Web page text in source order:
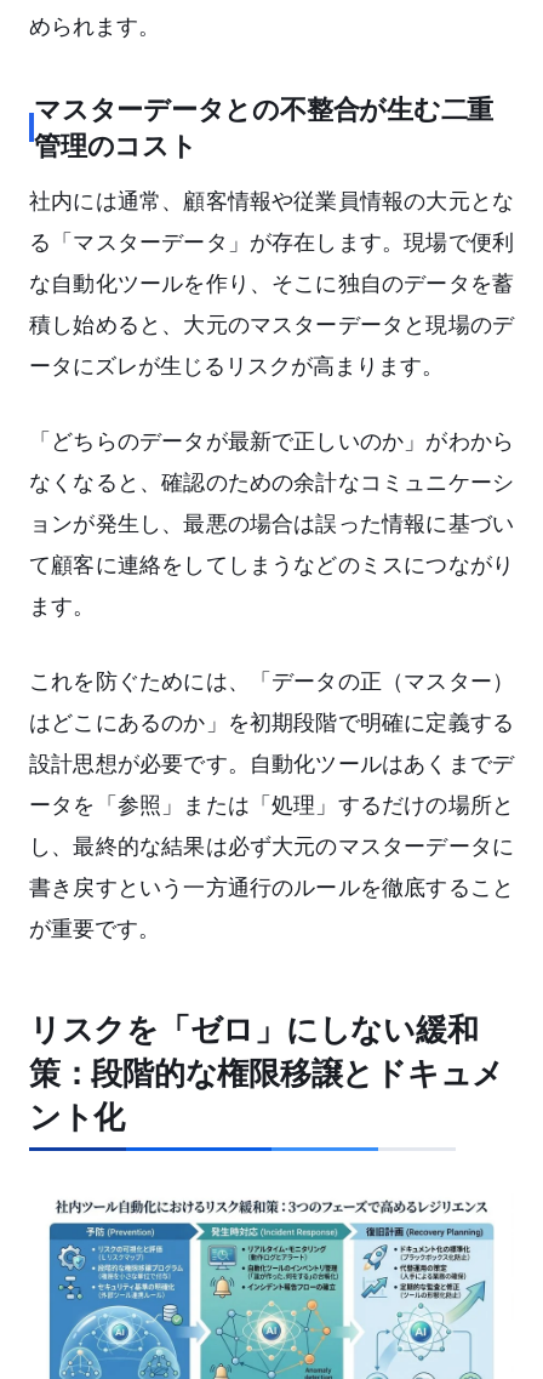
められます。
マスターデータとの不整合が生む二重
管理のコスト
社内には通常、顧客情報や従業員情報の大元とな
る「マスターデータ」が存在します。現場で便利
な自動化ツールを作り、そこに独自のデータを蓄
積し始めると、大元のマスターデータと現場のデ
ータにズレが生じるリスクが高まります。
「どちらのデータが最新で正しいのか」がわから
なくなると、確認のための余計なコミュニケーシ
ョンが発生し、最悪の場合は誤った情報に基づい
て顧客に連絡をしてしまうなどのミスにつながり
ます。
これを防ぐためには、「データの正（マスター）
はどこにあるのか」を初期段階で明確に定義する
設計思想が必要です。自動化ツールはあくまでデ
ータを「参照」または「処理」するだけの場所と
し、最終的な結果は必ず大元のマスターデータに
書き戻すという一方通行のルールを徹底すること
が重要です。
リスクを「ゼロ」にしない緩和
策：段階的な権限移譲とドキュメ
ント化